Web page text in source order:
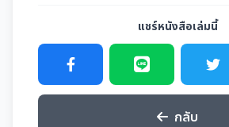
แชร์หนังสือเล่มนี้
กลับ